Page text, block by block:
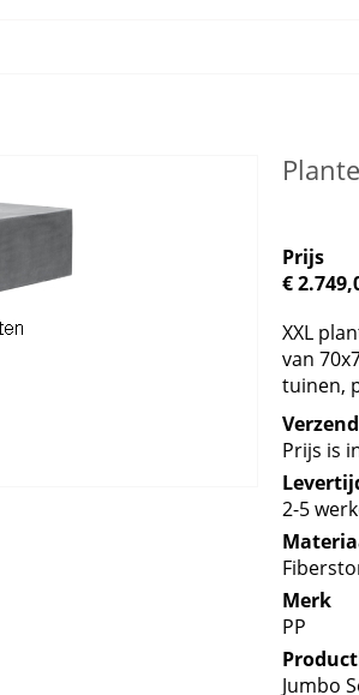
Prijs
€
XXL
van
tuinen,
Prijs is
2-5
Merk
PP
Jumbo